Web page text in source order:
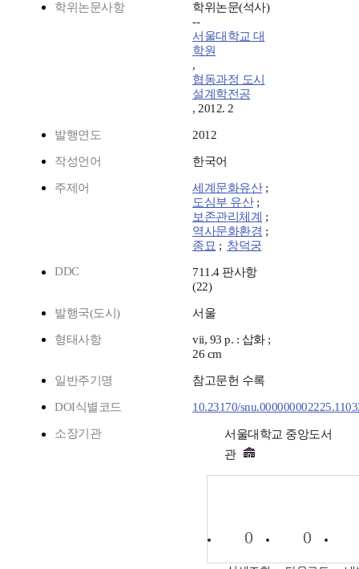
학위논문사항
학위논문(석사)
--
서울대학교 대
학원
,
협동과정 도시
설계학전공
, 2012. 2
발행연도 2012
작성언어 한국어
주제어 세계문화유산;
도심부 유산;
보존관리체계 ;
역사문화환경 ;
종묘 ; 창덕궁
DDC
711.4 판사항
(22)
발행국(도시) 서울
형태사항
vii, 93 p. : 삽화 ;
26 cm
일반주기명 참고문헌 수록
DOI식별코드 10.23170/
소장기관
서울대학교 중앙도서
관
0 0